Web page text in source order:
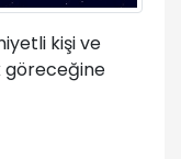
kişi ve
göreceğine